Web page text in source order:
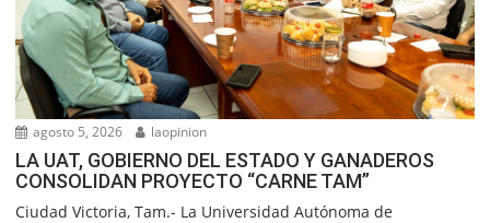
agosto 5, 2026 laopinion
LA UAT, GOBIERNO DEL ESTADO Y GANADEROS
CONSOLIDAN PROYECTO “CARNE TAM”
Ciudad Victoria, Tam.- La Universidad Autónoma de